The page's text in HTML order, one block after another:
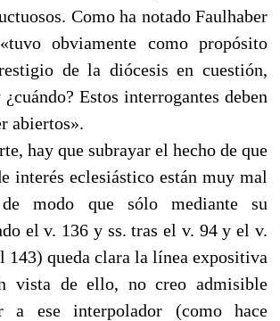
Como ha notado Faulhaber
obviamente como propósito
de la diócesis en cuestión,
Estos interrogantes deben
abiertos».
hay que subrayar el hecho de que
interés eclesiástico están muy mal
de modo que sólo mediante su
el v. 136 y ss. tras el v. 94 y el v.
143) queda clara la línea expositiva
vista de ello, no creo admisible
a ese interpolador (como hace